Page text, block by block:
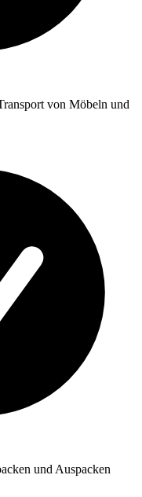
von Möbeln und
und Auspacken